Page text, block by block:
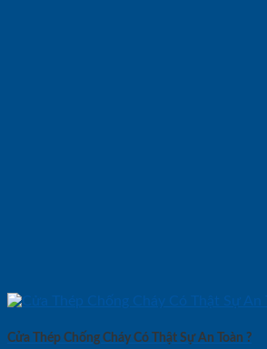
Cửa Thép Chống Cháy Có Thật Sự An Toàn ?